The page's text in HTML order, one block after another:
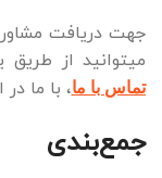
جهت دریافت
میتوانید از
تماس با ما، با ما
جمع‌بندی